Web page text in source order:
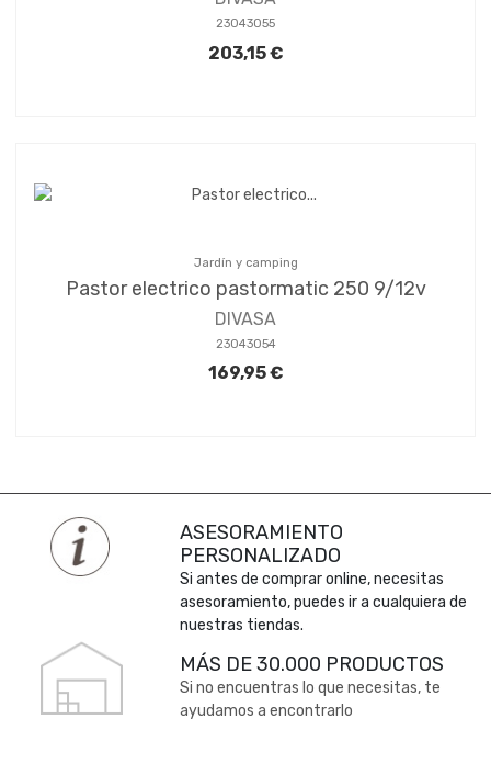
23043055
203,15 €
Jardín y camping
Pastor electrico pastormatic 250 9/12v
DIVASA
23043054
169,95 €
ASESORAMIENTO
PERSONALIZADO
Si antes de comprar online, necesitas
asesoramiento, puedes ir a cualquiera de
nuestras tiendas.
MÁS DE 30.000 PRODUCTOS
Si no encuentras lo que necesitas, te
ayudamos a encontrarlo